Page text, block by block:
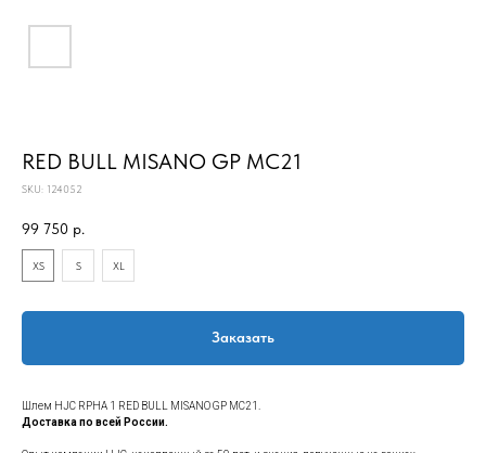
RED BULL MISANO GP MC21
SKU: 124052
99 750 р.
XS S XL
Заказать
Шлем HJC RPHA 1 RED BULL MISANO GP MC21.
Доставка по всей России.